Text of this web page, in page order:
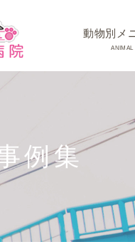
動物別メ
ANIMAL
ネコちゃんの病気
うさぎちゃん･その
例集